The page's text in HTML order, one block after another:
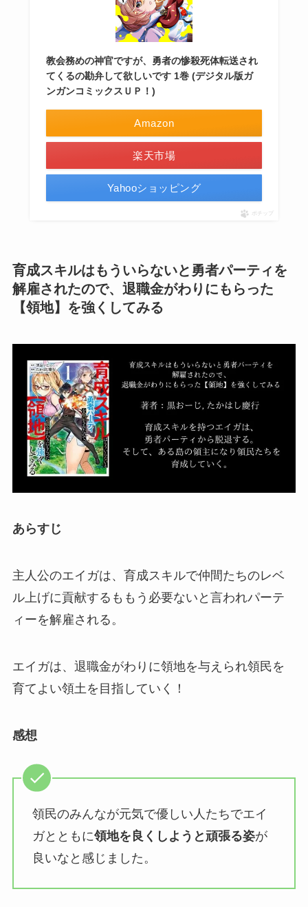
教会務めの神官ですが、勇者の惨殺死体転送され
てくるの勘弁して欲しいです 1巻 (デジタル版ガ
ンガンコミックスＵＰ！)
Amazon
楽天市場
Yahooショッピング
ポチップ
育成スキルはもういらないと勇者パーティを
解雇されたので、退職金がわりにもらった
【領地】を強くしてみる
あらすじ
主人公のエイガは、育成スキルで仲間たちのレベ
ル上げに貢献するももう必要ないと言われパーテ
ィーを解雇される。
エイガは、退職金がわりに領地を与えられ領民を
育てよい領土を目指していく！
感想
領民のみんなが元気で優しい人たちでエイ
ガとともに領地を良くしようと頑張る姿が
良いなと感じました。